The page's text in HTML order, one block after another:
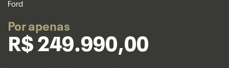
Ford
Por apenas
R$ 249.990,00